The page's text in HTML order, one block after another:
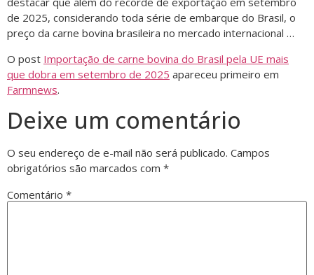
de 2025, considerando toda série de embarque do Brasil, o
preço da carne bovina brasileira no mercado internacional …
O post Importação de carne bovina do Brasil pela UE mais
que dobra em setembro de 2025 apareceu primeiro em
Farmnews.
Deixe um comentário
O seu endereço de e-mail não será publicado. Campos
obrigatórios são marcados com *
Comentário *